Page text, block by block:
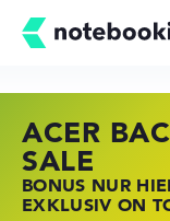
ACER
SALE
BONUS NUR
EXKLUSIV ON
HP
JETZT
KRÄFTIG
LENOVO
NOTEBOOKS
KRÄFTIG